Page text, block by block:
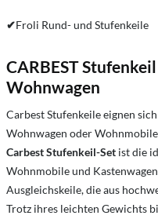
✔Froli Rund- und Stufenkeile
CARBEST
Wohnwagen
Carbest Stufenkeile eignen
Wohnwagen oder
Carbest Stufenkeil-Set ist die
Wohnmobile und
Ausgleichskeile, die aus
Trotz ihres leichten Gewichts